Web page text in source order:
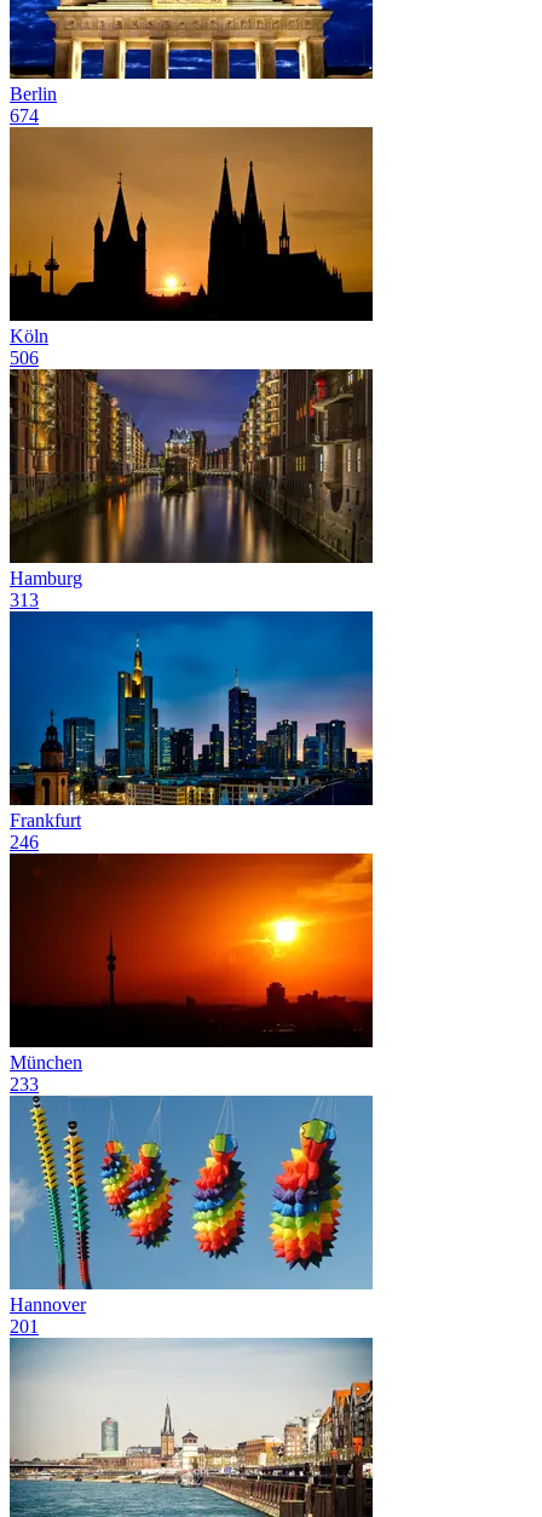
Berlin
674
Köln
506
Hamburg
313
Frankfurt
246
München
233
Hannover
201